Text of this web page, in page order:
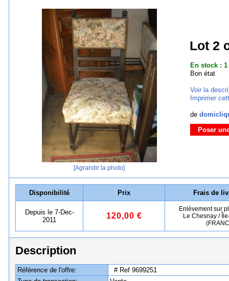
[Agrandir la photo]
Lot 2
En stock : 1
Bon état
Voir la
Imprimer
de
Poser
Disponibilité Prix Frais de
Depuis le 7-Dec-
2011
120,00 €
Enlèvement sur
Le Chesnay /
Description
Référence de l'offre:
# Ref 9699251